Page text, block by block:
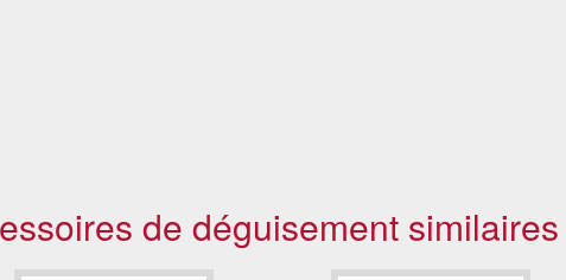
de déguisement similaires